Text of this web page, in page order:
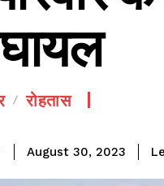
रोहतास
August 30, 2023